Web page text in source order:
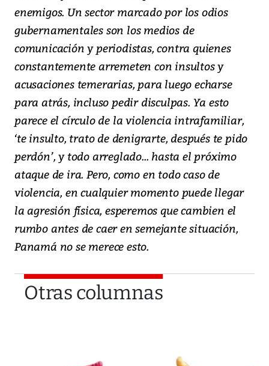
enemigos. Un sector marcado por los odios
gubernamentales son los medios de
comunicación y periodistas, contra quienes
constantemente arremeten con insultos y
acusaciones temerarias, para luego echarse
para atrás, incluso pedir disculpas. Ya esto
parece el círculo de la violencia intrafamiliar,
‘te insulto, trato de denigrarte, después te pido
perdón’, y todo arreglado... hasta el próximo
ataque de ira. Pero, como en todo caso de
violencia, en cualquier momento puede llegar
la agresión física, esperemos que cambien el
rumbo antes de caer en semejante situación,
Panamá no se merece esto.
Otras columnas